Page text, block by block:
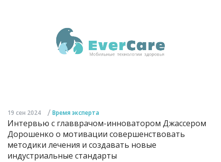
19 сен 2024 / Время эксперта
Интервью с главврачом-инноватором Джассером
Дорошенко о мотивации совершенствовать
методики лечения и создавать новые
индустриальные стандарты